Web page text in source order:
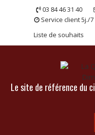
03 84 46 31 40
Service client 5j./
Liste de souhaits
Le site de référence du